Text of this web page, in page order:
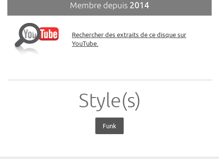
Membre depuis 2014
Rechercher des extraits de ce disque sur
YouTube.
Style(s)
Funk